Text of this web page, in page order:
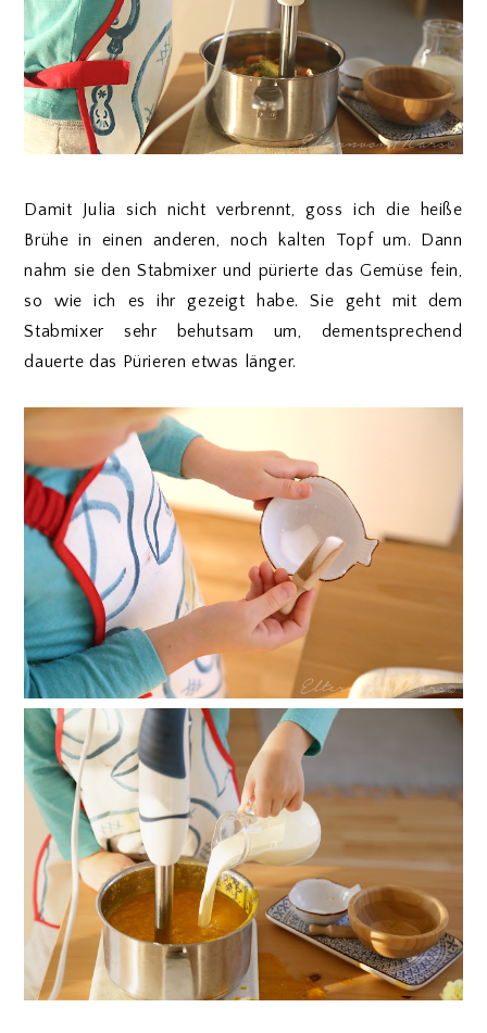
Damit Julia sich nicht verbrennt, goss ich die heiße
Brühe in einen anderen, noch kalten Topf um. Dann
nahm sie den Stabmixer und pürierte das Gemüse fein,
so wie ich es ihr gezeigt habe. Sie geht mit dem
Stabmixer sehr behutsam um, dementsprechend
dauerte das Pürieren etwas länger.